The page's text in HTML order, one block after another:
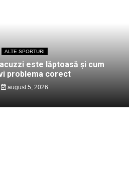
ALTE SPORTURI
este lăptoasă și cum
problema corect
august 5, 2026